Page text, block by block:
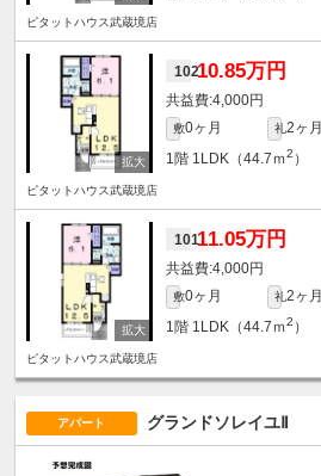
ピタットハウス武蔵境店
10210.85万円
4,000円
敷0ヶ月 礼2ヶ月
1階 1LDK（44.7ｍ2 ）
ピタットハウス武蔵境店
10111.05万円
4,000円
敷0ヶ月 礼2ヶ月
1階 1LDK（44.7ｍ2 ）
ピタットハウス武蔵境店
アパート グランドソレイユⅡ